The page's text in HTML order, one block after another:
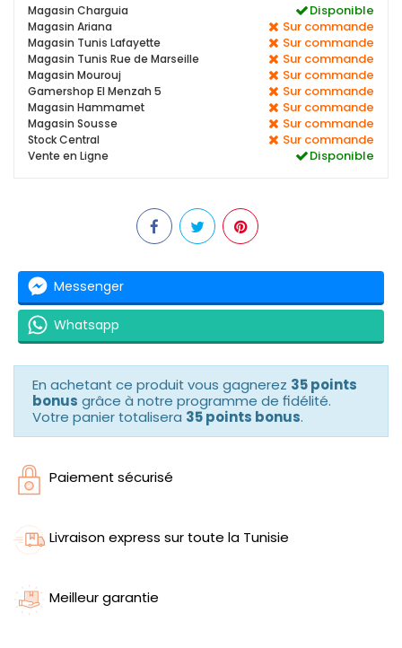
Magasin Charguia Disponible
Magasin Ariana Sur commande
Magasin Tunis Lafayette Sur commande
Magasin Tunis Rue de Marseille Sur commande
Magasin Mourouj Sur commande
Gamershop El Menzah 5 Sur commande
Magasin Hammamet Sur commande
Magasin Sousse Sur commande
Stock Central Sur commande
Vente en Ligne Disponible
Messenger
Whatsapp
En achetant ce produit vous gagnerez 35 points
bonus grâce à notre programme de fidélité.
Votre panier totalisera 35 points bonus.
Paiement sécurisé
Livraison express sur toute la Tunisie
Meilleur garantie